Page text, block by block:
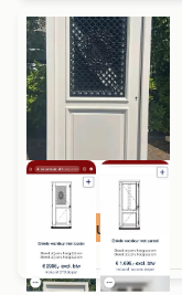
Voordeurkozijn